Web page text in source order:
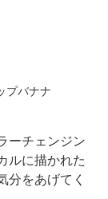
プバナナ
ーチェンジン
ルに描かれた
分をあげてく